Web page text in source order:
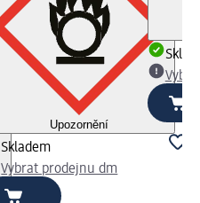
Upozornění
Skladem
Vybrat prodejnu dm